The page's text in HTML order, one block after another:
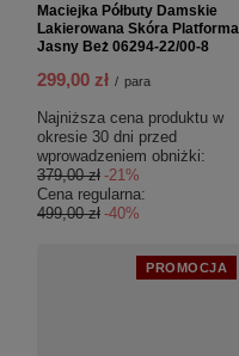
Maciejka Półbuty Damskie
Lakierowana Skóra Platforma
Jasny Beż 06294-22/00-8
299,00 zł / para
Najniższa cena produktu w
okresie 30 dni przed
wprowadzeniem obniżki:
379,00 zł -21%
Cena regularna:
499,00 zł -40%
PROMOCJA